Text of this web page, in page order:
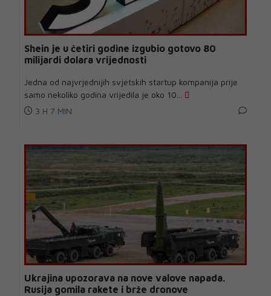
Shein je u četiri godine izgubio gotovo 80
milijardi dolara vrijednosti
Jedna od najvrjednijih svjetskih startup kompanija prije
samo nekoliko godina vrijedila je oko 10...
3 H 7 MIN
Ukrajina upozorava na nove valove napada.
Rusija gomila rakete i brže dronove